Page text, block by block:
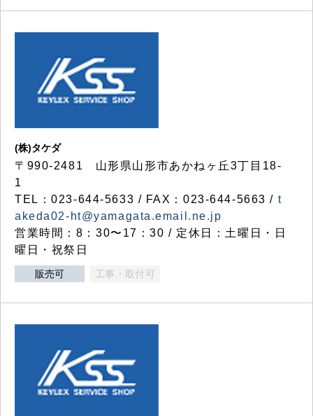
(株)タケダ
〒990-2481 山形県山形市あかねヶ丘3丁目18-
1
TEL：023-644-5633 / FAX：023-644-5663 / t
akeda02-ht@yamagata.email.ne.jp
営業時間：8：30〜17：30 / 定休日：土曜日・日
曜日・祝祭日
販売可 工事・取付可